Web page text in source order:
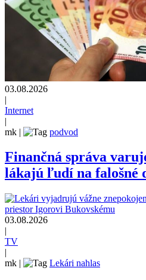
03.08.2026
|
Internet
|
mk | podvod
Finančná správa
lákajú ľudí na falošné
03.08.2026
|
TV
|
mk | Lekári nahlas